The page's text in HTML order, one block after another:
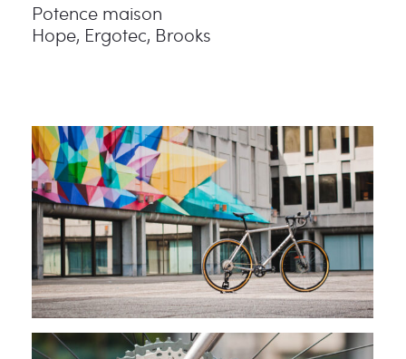
Potence maison
Hope, Ergotec, Brooks